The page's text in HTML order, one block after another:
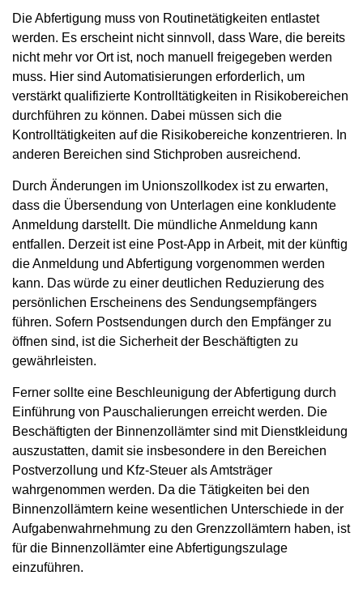
Die Abfertigung muss von Routinetätigkeiten entlastet
werden. Es erscheint nicht sinnvoll, dass Ware, die bereits
nicht mehr vor Ort ist, noch manuell freigegeben werden
muss. Hier sind Automatisierungen erforderlich, um
verstärkt qualifizierte Kontrolltätigkeiten in Risikobereichen
durchführen zu können. Dabei müssen sich die
Kontrolltätigkeiten auf die Risikobereiche konzentrieren. In
anderen Bereichen sind Stichproben ausreichend.
Durch Änderungen im Unionszollkodex ist zu erwarten,
dass die Übersendung von Unterlagen eine konkludente
Anmeldung darstellt. Die mündliche Anmeldung kann
entfallen. Derzeit ist eine Post-App in Arbeit, mit der künftig
die Anmeldung und Abfertigung vorgenommen werden
kann. Das würde zu einer deutlichen Reduzierung des
persönlichen Erscheinens des Sendungsempfängers
führen. Sofern Postsendungen durch den Empfänger zu
öffnen sind, ist die Sicherheit der Beschäftigten zu
gewährleisten.
Ferner sollte eine Beschleunigung der Abfertigung durch
Einführung von Pauschalierungen erreicht werden. Die
Beschäftigten der Binnenzollämter sind mit Dienstkleidung
auszustatten, damit sie insbesondere in den Bereichen
Postverzollung und Kfz-Steuer als Amtsträger
wahrgenommen werden. Da die Tätigkeiten bei den
Binnenzollämtern keine wesentlichen Unterschiede in der
Aufgabenwahrnehmung zu den Grenzzollämtern haben, ist
für die Binnenzollämter eine Abfertigungszulage
einzuführen.